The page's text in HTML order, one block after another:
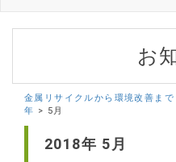
お
金属リサイクルから環境改善ま
年 > 5月
2018年 5月